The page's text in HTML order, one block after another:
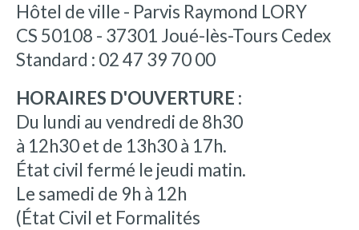
Hôtel de ville - Parvis Raymond LORY
CS 50108 - 37301 Joué-lès-Tours Cedex
Standard : 02 47 39 70 00
HORAIRES D'OUVERTURE :
Du lundi au vendredi de 8h30
à 12h30 et de 13h30 à 17h.
État civil fermé le jeudi matin.
Le samedi de 9h à 12h
(État Civil et Formalités